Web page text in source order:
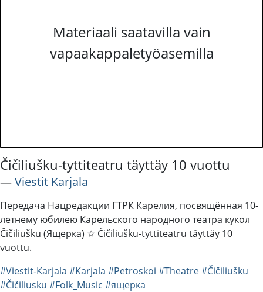
Materiaali saatavilla vain
vapaakappaletyöasemilla
Čičiliušku-tyttiteatru täyttäy 10 vuottu
―Viestit Karjala
Передача Нацредакции ГТРК Карелия, посвящённая 10-
летнему юбилею Карельского народного театра кукол
Čičiliušku (Ящерка) ☆ Čičiliušku-tyttiteatru täyttäy 10
vuottu.
#Viestit-Karjala #Karjala #Petroskoi #Theatre#Čičiliušku
#Čičiliusku #Folk_Music #ящерка